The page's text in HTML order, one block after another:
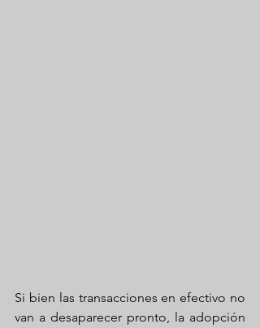
Si bien las transacciones en efectivo no
van a desaparecer pronto, la adopción